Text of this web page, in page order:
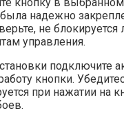
надежно
не блокируется
управления.
подключите
кнопки.
при нажатии на